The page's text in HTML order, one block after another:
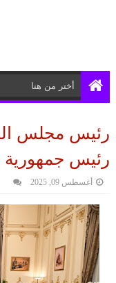
رئيس مجلس
رئيس جمهورية
أغسطس 09, 2025